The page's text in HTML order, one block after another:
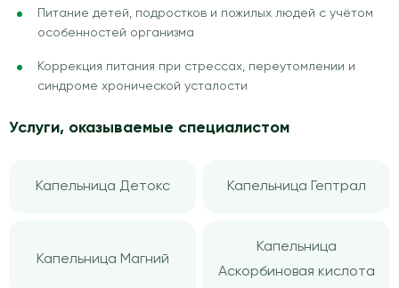
Питание детей, подростков и пожилых людей с учётом
особенностей организма
Коррекция питания при стрессах, переутомлении и
синдроме хронической усталости
Услуги, оказываемые специалистом
Капельница Детокс Капельница Гептрал
Капельница Магний
Капельница
Аскорбиновая кислота